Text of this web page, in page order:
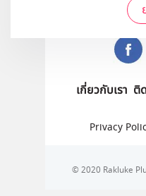
ติด
เกี่ยวกับเรา ติ
Privacy
© 2020 Rakluke